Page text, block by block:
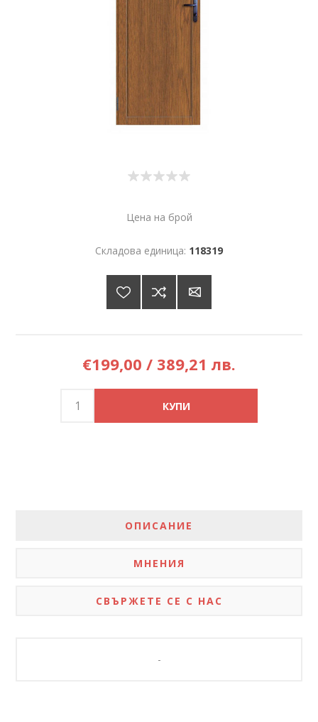
Цена на брой
Складова единица: 118319
€199,00 / 389,21 лв.
ОПИСАНИЕ
МНЕНИЯ
СВЪРЖЕТЕ СЕ С НАС
-